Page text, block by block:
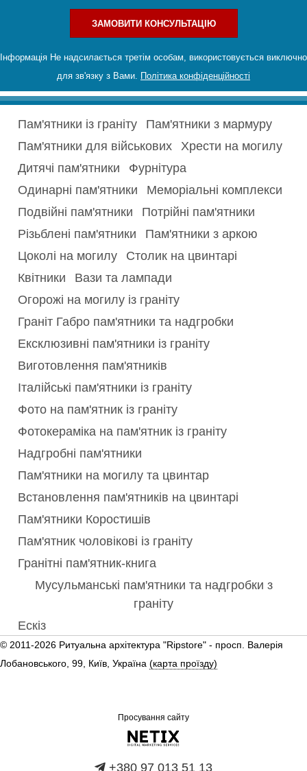
ЗАМОВИТИ КОНСУЛЬТАЦІЮ
Інформація Не надсилається третім особам, використовується виключно
для зв'язку з Вами. Політика конфіденційності
Пам'ятники із граніту
Пам'ятники з мармуру
Пам'ятники для військових
Хрести на могилу
Дитячі пам'ятники
Фурнітура
Одинарні пам'ятники
Меморіальні комплекси
Подвійні пам'ятники
Потрійні пам'ятники
Різьблені пам'ятники
Пам'ятники з аркою
Цоколі на могилу
Столик на цвинтарі
Квітники
Вази та лампади
Огорожі на могилу із граніту
Граніт Габро пам'ятники та надгробки
Ексклюзивні пам'ятники із граніту
Виготовлення пам'ятників
Італійські пам'ятники із граніту
Фото на пам'ятник із граніту
Фотокераміка на пам'ятник із граніту
Надгробні пам'ятники
Пам'ятники на могилу та цвинтар
Встановлення пам'ятників на цвинтарі
Пам'ятники Коростишів
Пам'ятник чоловікові із граніту
Гранітні пам'ятник-книга
Мусульманські пам'ятники та надгробки з
граніту
Ескіз
© 2011-2026 Ритуальна архітектура "Ripstore" - просп. Валерія
Лобановського, 99, Київ, Україна (карта проїзду)
Просування сайту
+380 97 013 51 13